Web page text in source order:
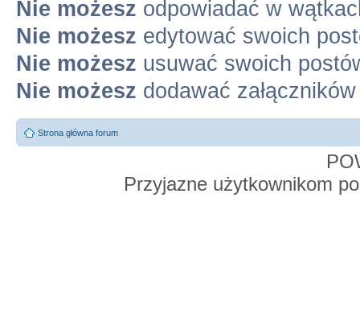
Nie możesz odpowiadać w
Nie możesz edytować swoich
Nie możesz usuwać swoich
Nie możesz dodawać załączników
Strona główna forum
Przyjazne użytkownikom